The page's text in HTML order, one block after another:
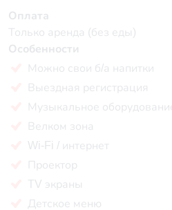
Оплата
Только аренда (без еды)
Особенности
Можно свои б/а напитки
Выездная регистрация
Музыкальное оборудование
Велком зона
Wi-Fi / интернет
Проектор
TV экраны
Детское меню